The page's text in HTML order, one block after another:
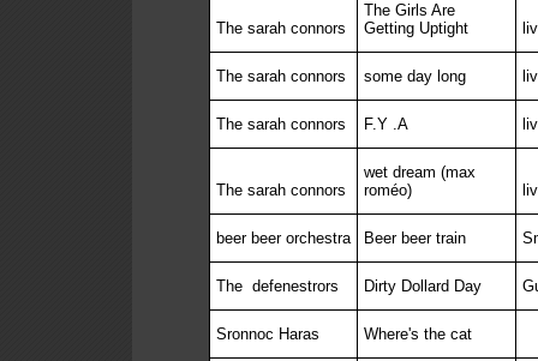
The sarah connors
The Girls Are
Getting Uptight
The sarah connors some day long
The sarah connors F.Y .A
The sarah connors
wet dream (max
roméo)
beer beer orchestra Beer beer train
The defenestrors Dirty Dollard Day
Sronnoc Haras Where's the cat